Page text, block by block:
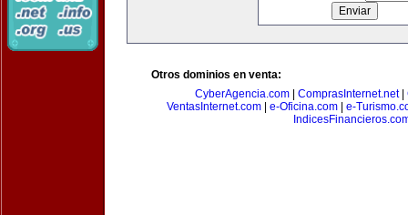
Otros dominios en venta:
CyberAgencia.com| ComprasInternet.net|
VentasInternet.com
e-Oficina.com
e-